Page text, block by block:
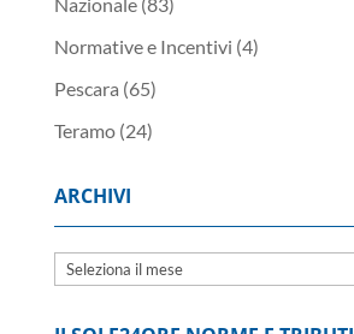
Nazionale(83)
Normative e Incentivi (4)
Pescara (65)
Teramo(24)
ARCHIVI
Archivi